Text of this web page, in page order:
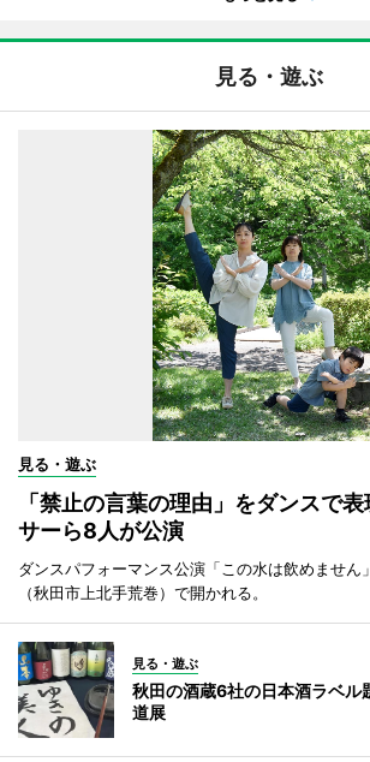
見る・遊ぶ
見る・遊ぶ
「禁止の言葉の理由」をダンスで
サーら8人が公演
ダンスパフォーマンス公演「この水は飲めません
（秋田市上北手荒巻）で開かれる。
見る・遊ぶ
秋田の酒蔵6社の日本酒ラベル
道展